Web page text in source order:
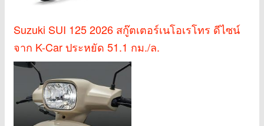
Suzuki SUI 125 2026 สกู๊ตเตอร์เนโอเรโทร ดีไซน์
จาก K-Car ประหยัด 51.1 กม./ล.